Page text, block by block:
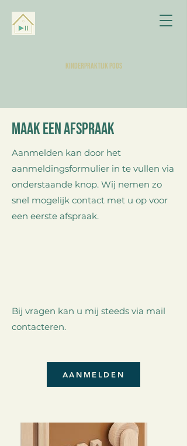
KINDERPRAKTIJK POOS
Maak een afspraak
Aanmelden kan door het
aanmeldingsformulier in te vullen via
onderstaande knop. Wij nemen zo
snel mogelijk contact met u op voor
een eerste afspraak.
​Bij vragen kan u mij steeds via mail
contacteren.
AANMELDEN